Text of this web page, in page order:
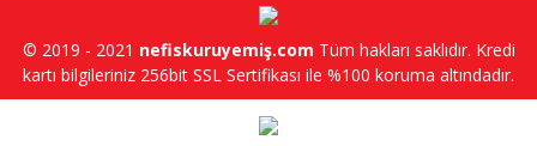
© 2019 - 2021 nefiskuruyemiş.com Tüm hakları saklıdır. Kredi
kartı bilgileriniz 256bit SSL Sertifikası ile %100 koruma altındadır.